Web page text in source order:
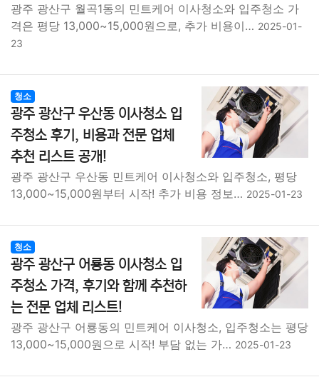
광주 광산구 월곡1동의 민트케어 이사청소와 입주청소 가
격은 평당 13,000~15,000원으로, 추가 비용이… 2025-01-
23
청소
광주 광산구 우산동 이사청소 입
주청소 후기, 비용과 전문 업체
추천 리스트 공개!
광주 광산구 우산동 민트케어 이사청소와 입주청소, 평당
13,000~15,000원부터 시작! 추가 비용 정보… 2025-01-23
청소
광주 광산구 어룡동 이사청소 입
주청소 가격, 후기와 함께 추천하
는 전문 업체 리스트!
광주 광산구 어룡동의 민트케어 이사청소, 입주청소는 평당
13,000~15,000원으로 시작! 부담 없는 가… 2025-01-23